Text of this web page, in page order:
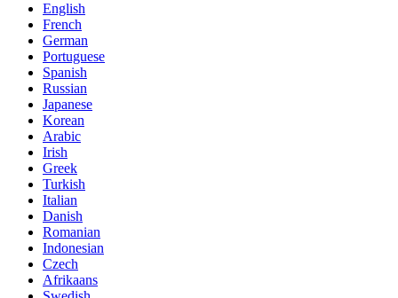
English
French
German
Portuguese
Spanish
Russian
Japanese
Korean
Arabic
Irish
Greek
Turkish
Italian
Danish
Romanian
Indonesian
Czech
Afrikaans